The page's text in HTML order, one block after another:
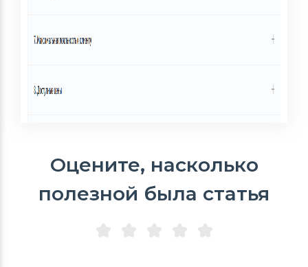
Оцените, насколько
полезной была статья